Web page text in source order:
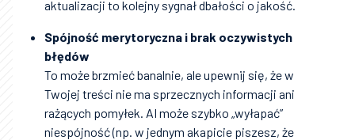
aktualizacji to kolejny sygnał dbałości o jakość.
Spójność merytoryczna i brak oczywistych
błędów
To może brzmieć banalnie, ale upewnij się, że w
Twojej treści nie ma sprzecznych informacji ani
rażących pomyłek. AI może szybko „wyłapać”
niespójność (np. w jednym akapicie piszesz, że